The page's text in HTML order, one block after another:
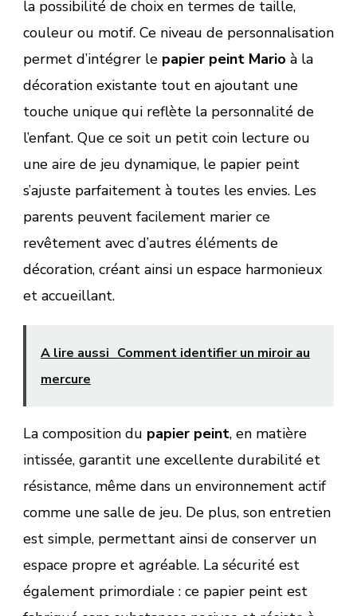
la possibilité de choix en termes de taille,
couleur ou motif. Ce niveau de personnalisation
permet d’intégrer le papier peint Mario à la
décoration existante tout en ajoutant une
touche unique qui reflète la personnalité de
l’enfant. Que ce soit un petit coin lecture ou
une aire de jeu dynamique, le papier peint
s’ajuste parfaitement à toutes les envies. Les
parents peuvent facilement marier ce
revêtement avec d’autres éléments de
décoration, créant ainsi un espace harmonieux
et accueillant.
A lire aussi Comment identifier un miroir au
mercure
La composition du papier peint, en matière
intissée, garantit une excellente durabilité et
résistance, même dans un environnement actif
comme une salle de jeu. De plus, son entretien
est simple, permettant ainsi de conserver un
espace propre et agréable. La sécurité est
également primordiale : ce papier peint est